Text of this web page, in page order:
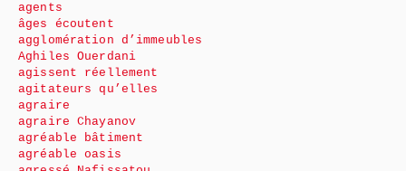
agents
âges écoutent
agglomération d’immeubles
Aghiles Ouerdani
agissent réellement
agitateurs qu’elles
agraire
agraire Chayanov
agréable bâtiment
agréable oasis